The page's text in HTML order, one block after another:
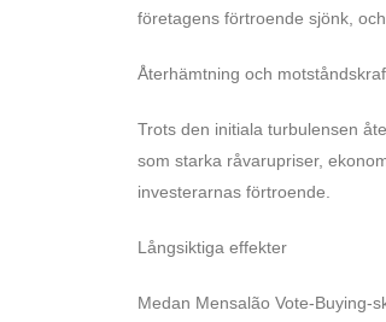
företagens förtroende sjönk,
Återhämtning och
Trots den initiala turbulensen
som starka råvarupriser,
investerarnas förtroende.
Långsiktiga effekter
Medan Mensalão Vote-Buying-